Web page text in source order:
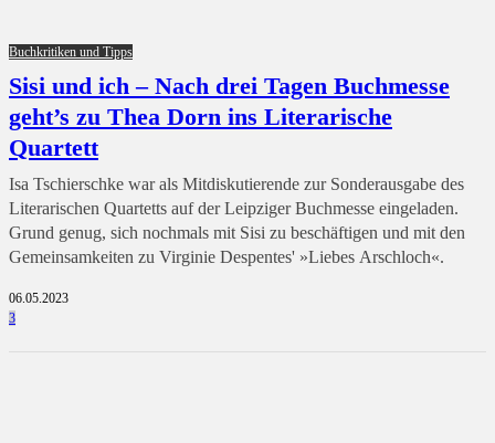
Buchkritiken und Tipps
Sisi und ich – Nach drei Tagen Buchmesse
geht’s zu Thea Dorn ins Literarische
Quartett
Isa Tschierschke war als Mitdiskutierende zur Sonderausgabe des
Literarischen Quartetts auf der Leipziger Buchmesse eingeladen.
Grund genug, sich nochmals mit Sisi zu beschäftigen und mit den
Gemeinsamkeiten zu Virginie Despentes' »Liebes Arschloch«.
06.05.2023
3